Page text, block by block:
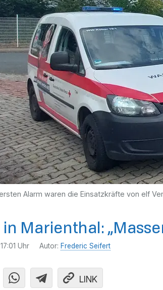
Alarm waren die Einsatzkräfte von elf
Marienthal:
Uhr Autor: Frederic Seifert
LINK